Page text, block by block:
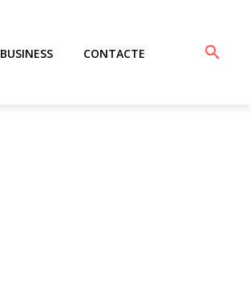
BUSINESS CONTACTE